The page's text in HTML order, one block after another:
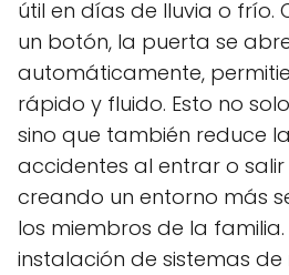
útil en días de lluvia o frío.
un botón, la puerta se
automáticamente,
rápido y fluido. Esto no
sino que también reduce
accidentes al entrar o
creando un entorno más
los miembros de la
instalación de sistemas de